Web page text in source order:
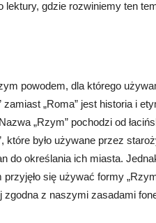
lektury, gdzie rozwiniemy ten
powodem, dla którego
zamiast „Roma” jest historia i
„Rzym” pochodzi od
które było używane przez
do określania ich miasta.
przyjęło się używać formy
zgodna z naszymi zasadami